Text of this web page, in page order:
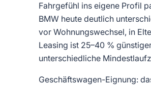
Fahrgefühl ins eigene Profil
BMW heute deutlich
vor Wohnungswechsel, in
Leasing ist 25–40 %
unterschiedliche
Geschäftswagen-Eignung: